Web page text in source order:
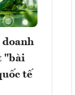
"bài
tế